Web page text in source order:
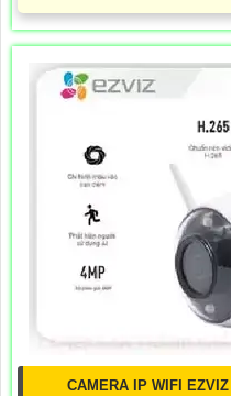
CAMERA IP WIFI